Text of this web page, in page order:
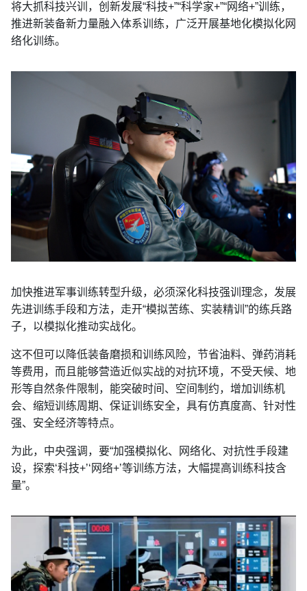
将大抓科技兴训，创新发展“科技+”“科学家+”“网络+”训练，
推进新装备新力量融入体系训练，广泛开展基地化模拟化网
络化训练。
加快推进军事训练转型升级，必须深化科技强训理念，发展
先进训练手段和方法，走开“模拟苦练、实装精训”的练兵路
子，以模拟化推动实战化。
这不但可以降低装备磨损和训练风险，节省油料、弹药消耗
等费用，而且能够营造近似实战的对抗环境，不受天候、地
形等自然条件限制，能突破时间、空间制约，增加训练机
会、缩短训练周期、保证训练安全，具有仿真度高、针对性
强、安全经济等特点。
为此，中央强调，要“加强模拟化、网络化、对抗性手段建
设，探索‘科技+’‘网络+’等训练方法，大幅提高训练科技含
量”。